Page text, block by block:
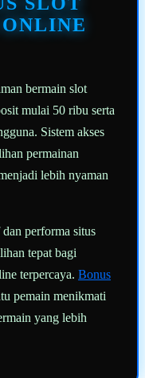
bermain slot
mulai 50 ribu serta
Sistem akses
permainan
lebih nyaman
performa situs
tepat bagi
terpercaya. Bonus
pemain menikmati
yang lebih